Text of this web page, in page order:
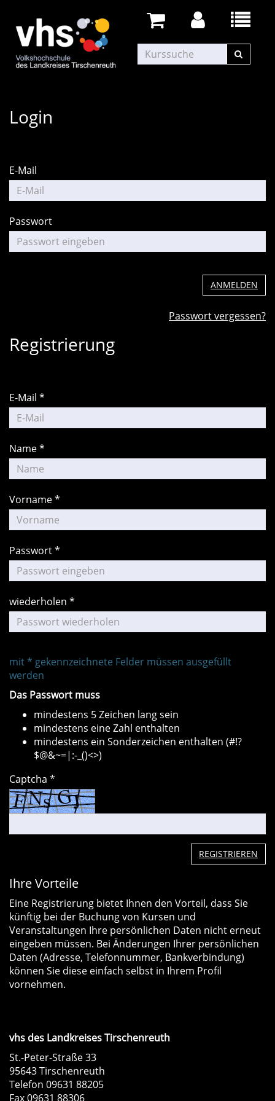
Login
E-Mail
Passwort
ANMELDEN
Passwort vergessen?
Registrierung
E-Mail *
Name *
Vorname *
Passwort *
wiederholen *
mit * gekennzeichnete Felder müssen ausgefüllt
werden
Das Passwort muss
mindestens 5 Zeichen lang sein
mindestens eine Zahl enthalten
mindestens ein Sonderzeichen enthalten (#!?
$@&~=|:-_()<>)
Captcha *
REGISTRIEREN
Ihre Vorteile
Eine Registrierung bietet Ihnen den Vorteil, dass Sie
künftig bei der Buchung von Kursen und
Veranstaltungen Ihre persönlichen Daten nicht erneut
eingeben müssen. Bei Änderungen Ihrer persönlichen
Daten (Adresse, Telefonnummer, Bankverbindung)
können Sie diese einfach selbst in Ihrem Profil
vornehmen.
vhs des Landkreises Tirschenreuth
St.-Peter-Straße 33
95643 Tirschenreuth
Telefon 09631 88205
Fax 09631 88306